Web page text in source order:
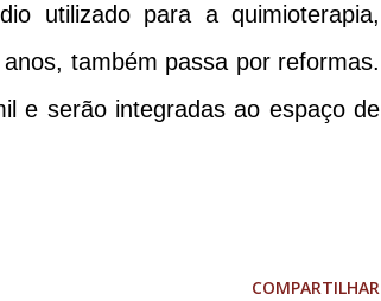
utilizado para a quimioterapia,
também passa por reformas.
e serão integradas ao espaço de
COMPARTILHAR